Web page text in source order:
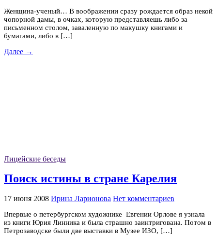
Женщина-ученый… В воображении сразу рождается образ некой
чопорной дамы, в очках, которую представляешь либо за
письменном столом, заваленную по макушку книгами и
бумагами, либо в […]
Далее →
Лицейские беседы
Поиск истины в стране Карелия
17 июня 2008 Ирина Ларионова Нет комментариев
Впервые о петербургском художнике Евгении Орлове я узнала
из книги Юрия Линника и была страшно заинтригована. Потом в
Петрозаводске были две выставки в Музее ИЗО, […]